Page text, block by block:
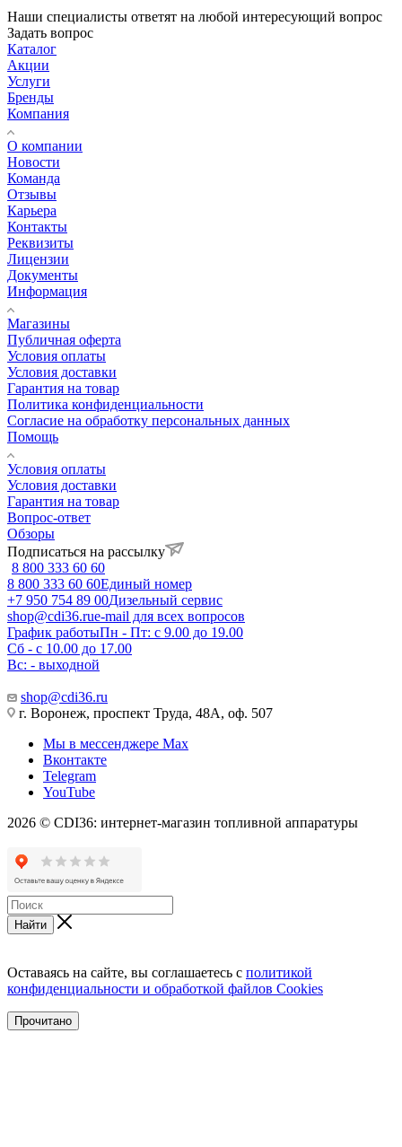
Наши специалисты ответят на любой интересующий вопрос
Задать вопрос
Каталог
Акции
Услуги
Бренды
Компания
О компании
Новости
Команда
Отзывы
Карьера
Контакты
Реквизиты
Лицензии
Документы
Информация
Магазины
Публичная оферта
Условия оплаты
Условия доставки
Гарантия на товар
Политика конфиденциальности
Согласие на обработку персональных данных
Помощь
Условия оплаты
Условия доставки
Гарантия на товар
Вопрос-ответ
Обзоры
Подписаться на рассылку
8 800 333 60 60
8 800 333 60 60Единый номер
+7 950 754 89 00Дизельный сервис
shop@cdi36.rue-mail для всех вопросов
График работыПн - Пт: с 9.00 до 19.00
Сб - с 10.00 до 17.00
Вс: - выходной
shop@cdi36.ru
г. Воронеж, проспект Труда, 48А, оф. 507
Мы в мессенджере Max
Вконтакте
Telegram
YouTube
2026 © CDI36: интернет-магазин топливной аппаратуры
Найти
Оставаясь на сайте, вы соглашаетесь с политикой
конфиденциальности и обработкой файлов Cookies
Прочитано